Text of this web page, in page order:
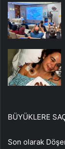
BÜYÜKLERE
Son olarak